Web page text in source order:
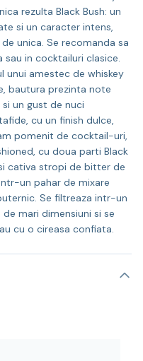
rezulta Black Bush: un
si un caracter intens,
unica. Se recomanda sa
in cocktailuri clasice.
unui amestec de whiskey
bautura prezinta note
un gust de nuci
cu un finish dulce,
pomenit de cocktail-uri,
cu doua parti Black
cativa stropi de bitter de
un pahar de mixare
Se filtreaza intr-un
mari dimensiuni si se
cu o cireasa confiata.